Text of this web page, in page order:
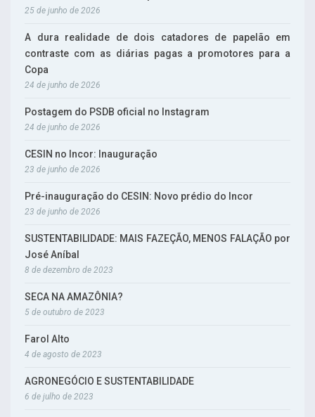
25 de junho de 2026
A dura realidade de dois catadores de papelão em
contraste com as diárias pagas a promotores para a
Copa
24 de junho de 2026
Postagem do PSDB oficial no Instagram
24 de junho de 2026
CESIN no Incor: Inauguração
23 de junho de 2026
Pré-inauguração do CESIN: Novo prédio do Incor
23 de junho de 2026
SUSTENTABILIDADE: MAIS FAZEÇÃO, MENOS FALAÇÃO por
José Aníbal
8 de dezembro de 2023
SECA NA AMAZÔNIA?
5 de outubro de 2023
Farol Alto
4 de agosto de 2023
AGRONEGÓCIO E SUSTENTABILIDADE
6 de julho de 2023